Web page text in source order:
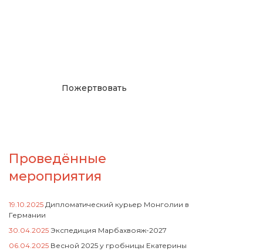
Пожертвовать
Проведённые
мероприятия
19.10.2025 Дипломатический курьер Монголии в
Германии
30.04.2025 Экспедиция Марбахвояж-2027
06.04.2025 Весной 2025 у гробницы Екатерины